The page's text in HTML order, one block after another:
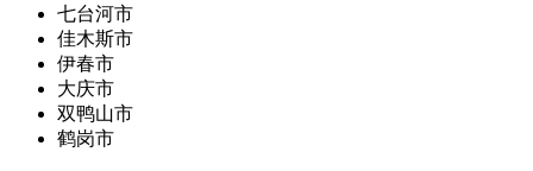
七台河市
佳木斯市
伊春市
大庆市
双鸭山市
鹤岗市